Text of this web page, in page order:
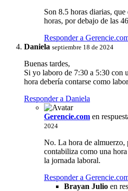
Son 8.5 horas diarias,
horas, por debajo de las
Responder a
Daniela septiembre 18 de 2024
Buenas tardes,
Si yo laboro de 7:30 a 5:30 con
hora debería contarse como
Responder a Daniela
Gerencie.com en
2024
No. La hora de almuerzo,
contabiliza como una
la jornada laboral.
Responder a
Brayan Julio en